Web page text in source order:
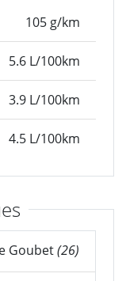
105 g/km
5.6 L/100km
3.9 L/100km
4.5 L/100km
Goubet(26)